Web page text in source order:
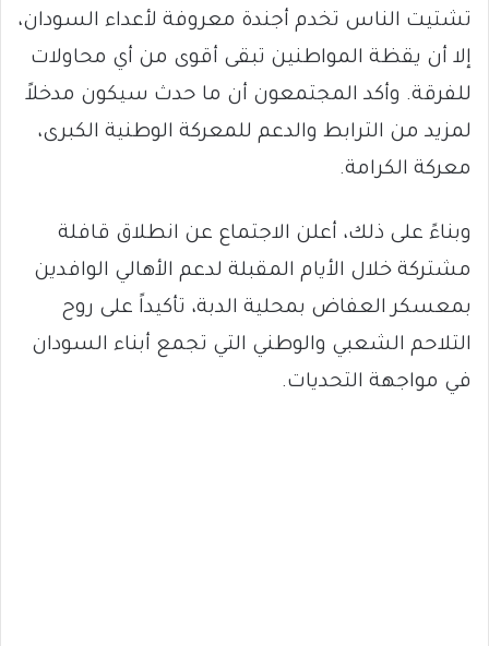
تشتيت الناس تخدم أجندة معروفة لأعداء السودان،
إلا أن يقظة المواطنين تبقى أقوى من أي محاولات
للفرقة. وأكد المجتمعون أن ما حدث سيكون مدخلاً
لمزيد من الترابط والدعم للمعركة الوطنية الكبرى،
معركة الكرامة.
وبناءً على ذلك، أعلن الاجتماع عن انطلاق قافلة
مشتركة خلال الأيام المقبلة لدعم الأهالي الوافدين
بمعسكر العفاض بمحلية الدبة، تأكيداً على روح
التلاحم الشعبي والوطني التي تجمع أبناء السودان
في مواجهة التحديات.